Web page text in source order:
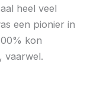
heel veel
een pionier in
kon
vaarwel.